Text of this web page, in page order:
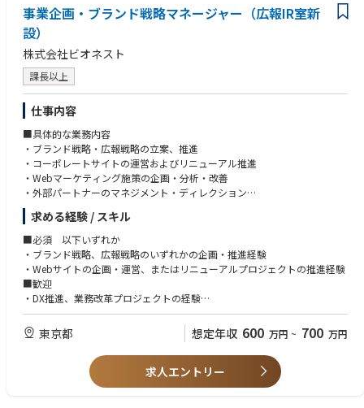
事業企画・ブランド戦略マネージャー（広報IR室新
設）
株式会社ビオネスト
課長以上
仕事内容
■具体的な業務内容
・ブランド戦略・広報戦略の立案、推進
・コーポレートサイトの運営およびリニューアル推進
・Webマーケティング施策の企画・分析・改善
・外部パートナーのマネジメント・ディレクション
・DX推進および事業成長に向けた企画立案
・経営課題の整理、各部署との連携・プロジェクト推進
求める経験 / スキル
■必須 以下いずれか
・ブランド戦略、広報戦略のいずれかの企画・推進経験
・Webサイトの企画・運営、またはリニューアルプロジェクトの推進経験
■歓迎
・DX推進、業務改革プロジェクトの経験
・社内SE、IT企画、情報・システム部門等での業務経験
東京都 想定年収 600 万円 ~ 700 万円
求人エントリー